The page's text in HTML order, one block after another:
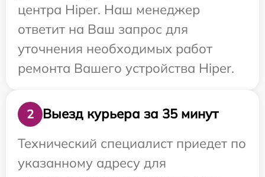
центра Hiper. Наш менеджер
ответит на Ваш запрос для
уточнения необходимых работ
ремонта Вашего устройства Hiper.
2
Выезд курьера за 35 минут
Технический специалист приедет по
указанному адресу для